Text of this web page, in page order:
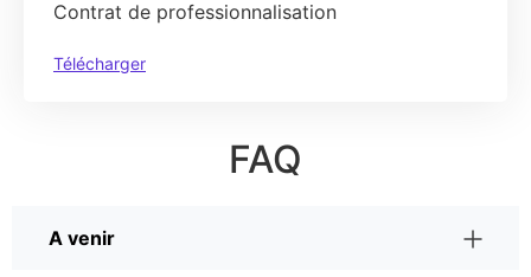
Contrat de professionnalisation
Télécharger
FAQ
A venir